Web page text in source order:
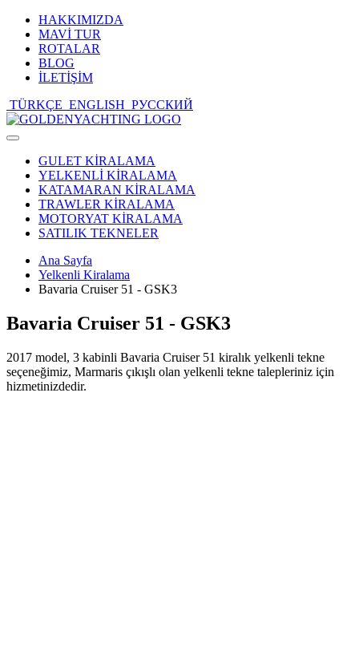
HAKKIMIZDA
MAVİ TUR
ROTALAR
BLOG
İLETİŞİM
TÜRKÇE ENGLISH РУССКИЙ
Toggle
navigationGULET KİRALAMA
YELKENLİ KİRALAMA
KATAMARAN KİRALAMA
TRAWLER KİRALAMA
MOTORYAT KİRALAMA
SATILIK TEKNELER
Ana Sayfa
Yelkenli Kiralama
Bavaria Cruiser 51 - GSK3
Bavaria Cruiser 51 - GSK3
2017 model, 3 kabinli Bavaria Cruiser 51 kiralık yelkenli tekne
seçeneğimiz, Marmaris çıkışlı olan yelkenli tekne talepleriniz için
hizmetinizdedir.